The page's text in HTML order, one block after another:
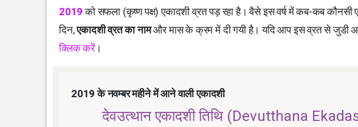
2019 को सफला (कृष्ण पक्ष) एकादशी व्रत पड़ रहा है। वैसे इस वर्ष में कब-कब कौनसी
दिन,एकादशी व्रत का नामऔर मास के क्रम में दी गयी है। यदि आप इस व्रत से जुडी
क्लिक करें।
2019 के नवम्बर महीने में आने वाली एकादशी
देवउत्थान एकादशी तिथि (Devutthana